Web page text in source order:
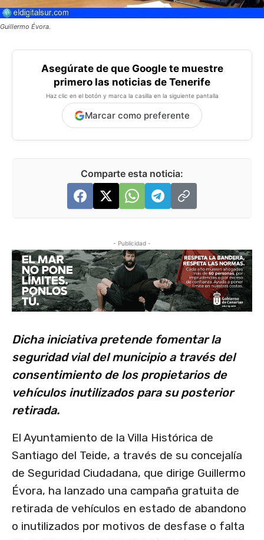
Guillermo Évora.
Asegúrate de que Google te muestre
primero las noticias de Tenerife
Haz clic en el botón y marca la casilla en la siguiente pantalla
Marcar como preferente
Comparte esta noticia:
- Publicidad -
Dicha iniciativa pretende fomentar la
seguridad vial del municipio a través del
consentimiento de los propietarios de
vehículos inutilizados para su posterior
retirada.
El Ayuntamiento de la Villa Histórica de
Santiago del Teide, a través de su concejalía
de Seguridad Ciudadana, que dirige Guillermo
Évora, ha lanzado una campaña gratuita de
retirada de vehículos en estado de abandono
o inutilizados por motivos de desfase o falta